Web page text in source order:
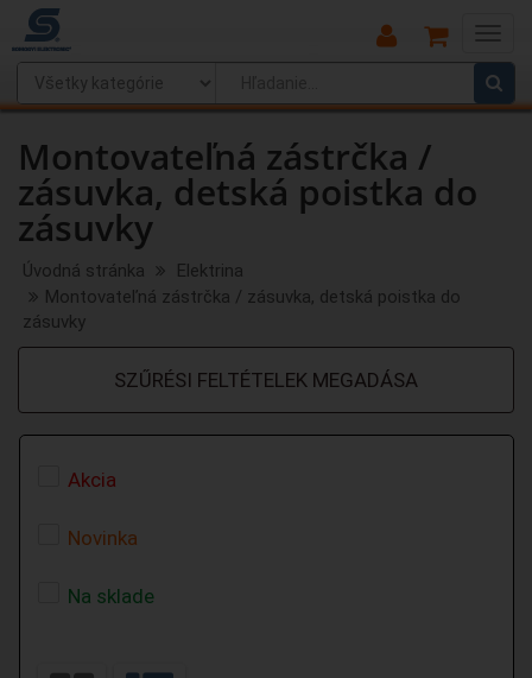
Main
Menu
Montovateľná zástrčka /
zásuvka, detská poistka do
zásuvky
Úvodná stránka
Elektrina
Montovateľná zástrčka / zásuvka, detská poistka do
zásuvky
SZŰRÉSI FELTÉTELEK MEGADÁSA
Akcia
Novinka
Na sklade